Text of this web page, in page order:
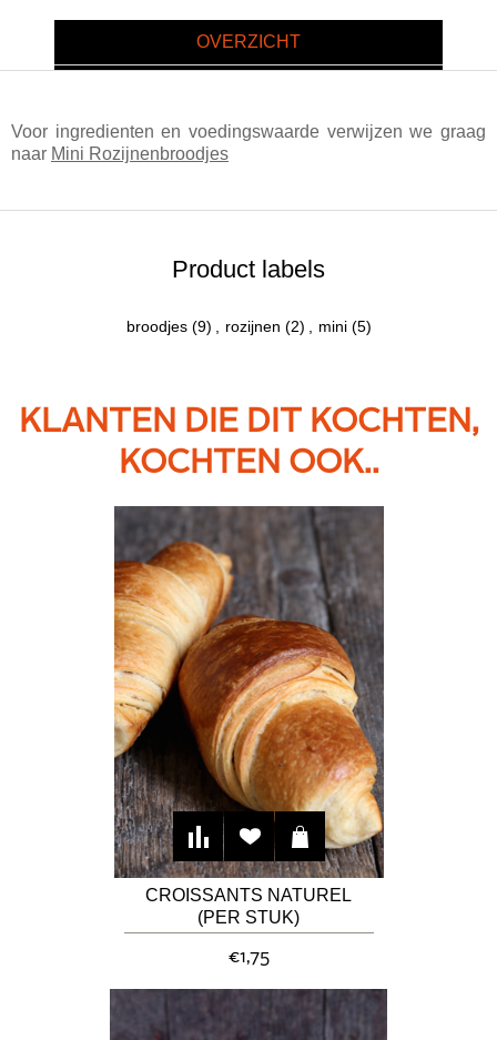
OVERZICHT
Voor ingredienten en voedingswaarde verwijzen we graag
naar Mini Rozijnenbroodjes
Product labels
broodjes (9) rozijnen (2) mini (5)
KLANTEN DIE DIT KOCHTEN,
KOCHTEN OOK..
CROISSANTS NATUREL
(PER STUK)
€1,75